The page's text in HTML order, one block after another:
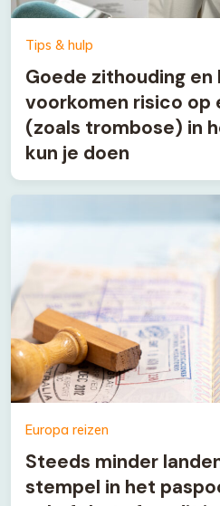
Tips & hulp
Goede zithouding en
voorkomen risico op
(zoals trombose) in
kun je doen
Europa reizen
Steeds minder
stempel in het